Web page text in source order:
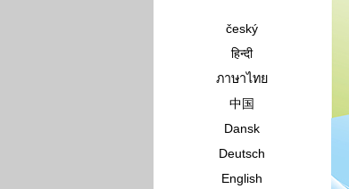
český
हिन्दी
ภาษาไทย
中国
Dansk
Deutsch
English